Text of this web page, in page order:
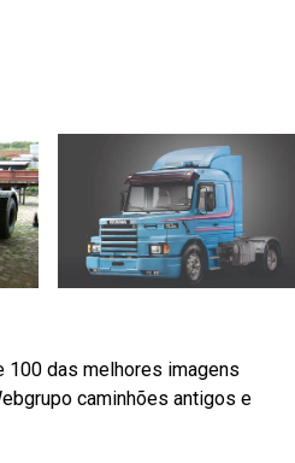
100 das melhores imagens
caminhões antigos e